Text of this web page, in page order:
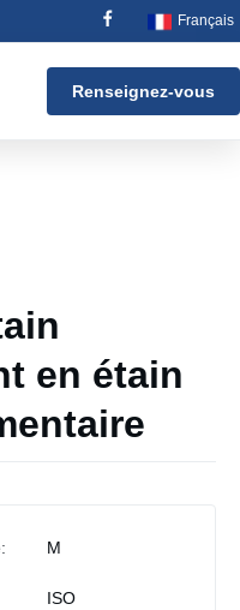
Français
Renseignez-vous
en étain
M
ISO